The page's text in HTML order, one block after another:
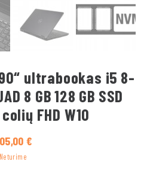
ultrabookas i5 8-
8 GB 128 GB SSD
FHD W10
€
Neturime